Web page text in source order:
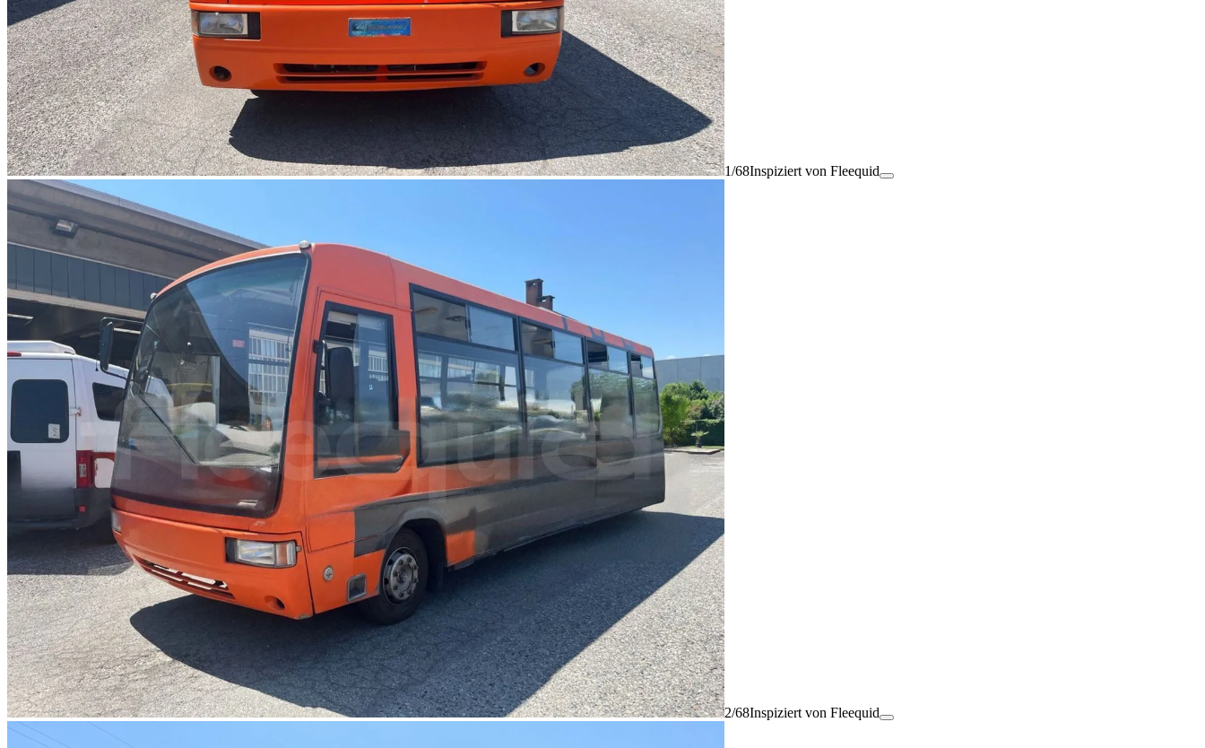
1/68Inspiziert von Fleequid
2/68Inspiziert von Fleequid